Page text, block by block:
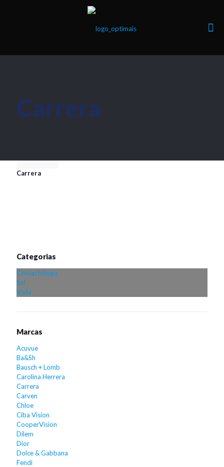
Carrera
Carrera
Categorias
Contactologia
Sol
Vista
Marcas
Acuvue
Ba&Sh
Bausch + Lomb
Carolina Herrera
Carrera
Carven
Chloe
Ciba Vision
CooperVision
Dilem
Dior
Dolce & Gabbana
Fendi